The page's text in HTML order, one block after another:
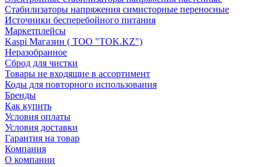
Стабилизаторы напряжения симисторные переносные
Источники бесперебойного питания
Маркетплейсы
Kaspi Магазин ( ТОО "TOK.KZ")
Неразобранное
Сброд для чистки
Товары не входящие в ассортимент
Коды для повторного использования
Бренды
Как купить
Условия оплаты
Условия доставки
Гарантия на товар
Компания
О компании